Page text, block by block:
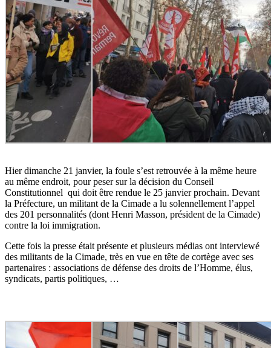
Hier dimanche 21 janvier, la foule s’est retrouvée à la même heure
au même endroit, pour peser sur la décision du Conseil
Constitutionnel qui doit être rendue le 25 janvier prochain. Devant
la Préfecture, un militant de la Cimade a lu solennellement l’appel
des 201 personnalités (dont Henri Masson, président de la Cimade)
contre la loi immigration.
Cette fois la presse était présente et plusieurs médias ont interviewé
des militants de la Cimade, très en vue en tête de cortège avec ses
partenaires : associations de défense des droits de l’Homme, élus,
syndicats, partis politiques, …